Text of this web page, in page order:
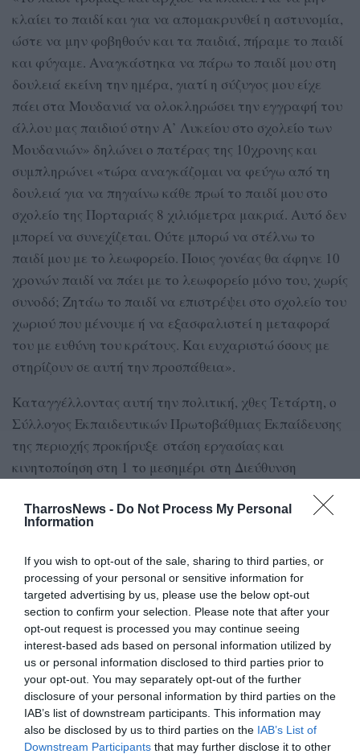
TharrosNews - Do Not Process My Personal
Information
If you wish to opt-out of the sale, sharing to third parties, or
processing of your personal or sensitive information for
targeted advertising by us, please use the below opt-out
section to confirm your selection. Please note that after your
opt-out request is processed you may continue seeing
interest-based ads based on personal information utilized by
us or personal information disclosed to third parties prior to
your opt-out. You may separately opt-out of the further
disclosure of your personal information by third parties on the
IAB’s list of downstream participants. This information may
also be disclosed by us to third parties on the IAB’s List of
Downstream Participants that may further disclose it to other
κλαίει το παιδί και για να απομακρυνθεί η αστυνομία,
ώστε να μην φοβηθούν και τα παιδιά, πήραμε το παιδί
και φύγαμε. Αναγκάστηκα να πάρω το παιδί μου στη
δουλειά εκείνη την ημέρα, γιατί η σύζυγος μου είχε
πάει στα Μουδανιά να ολοκληρώσει την εγγραφή του
άλλου μας παιδιού στην Α’ Λυκείου στο σχολείο των
Μουδανιών» δηλώνει ο πατέρας της 10χρονης και
συμπληρώνει «τώρα αναγκάζομαι να φεύγω από τη
δουλειά για να πηγαίνω κάθε πρωί το παιδί μου στο
σχολείο της Πορταριάς 8 χιλιόμετρα μακριά. Αυτό δεν
μπορεί να συνεχίζεται. Ούτε μπορώ να στέλνω το
παιδί μου με το λεωφορείο. Ποιος γονέας θα άφηνε 10
χρονών παιδί να πάει με το λεωφορείο μόνο του, χωρίς
συνοδό; Ζητάω το παιδί να επιστρέψει στο σχολείο του
χωριού που μένουμε ή να εξασφαλιστεί η μεταφορά
του με ευθύνη του κράτους. Και ευχαριστώ όσους με
στηρίζουν σε αυτή την προσπάθεια».
Καταγγέλλοντας αυτή την πολιτική, χθες Τετάρτη, ο
Σύλλογος Εκπαιδευτικών Πρωτοβάθμιας Εκπαίδευσης
της περιοχής προκήρυξε στάση εργασίας και
κινητοποίηση στη 1 το μεσημέρι στη Διεύθυνση
Πηγή: Τα Νέα
TAGS: ΧΑΛΚΙΔΙΚΗ ΣΥΓΧΩΝΕΥΣΕΙΣ ΤΜΗΜΑΤΩΝ
Facebook Twitter